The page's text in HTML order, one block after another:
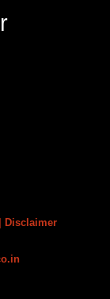
| Disclaimer